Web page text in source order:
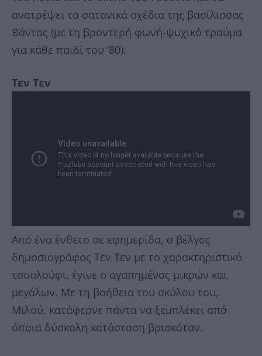
ανατρέψει τα σατανικά σχέδια της βασίλισσας
Βάντας (με τη βροντερή φωνή-ψυχικό τραύμα
για κάθε παιδί του ’80).
Τεν Τεν
Από ένα ένθετο σε εφημερίδα, ο βέλγος
δημοσιογράφος Τεν Τεν με το χαρακτηριστικό
τσουλούφι, έγινε ο αγαπημένος μικρών και
μεγάλων. Με τη βοήθεια του σκύλου του,
Μιλού, κατάφερνε πάντα να ξεμπλέκει από
όποια δύσκολη κατάσταση βρισκόταν.